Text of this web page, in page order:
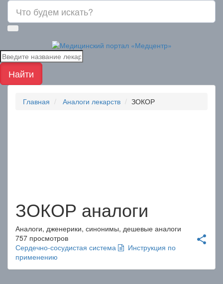
Найти
Главная Аналоги лекарств ЗОКОР
ЗОКОР аналоги
Аналоги, дженерики, синонимы, дешевые аналоги
share
757 просмотров
Сердечно-сосудистая система
Инструкция по
применению